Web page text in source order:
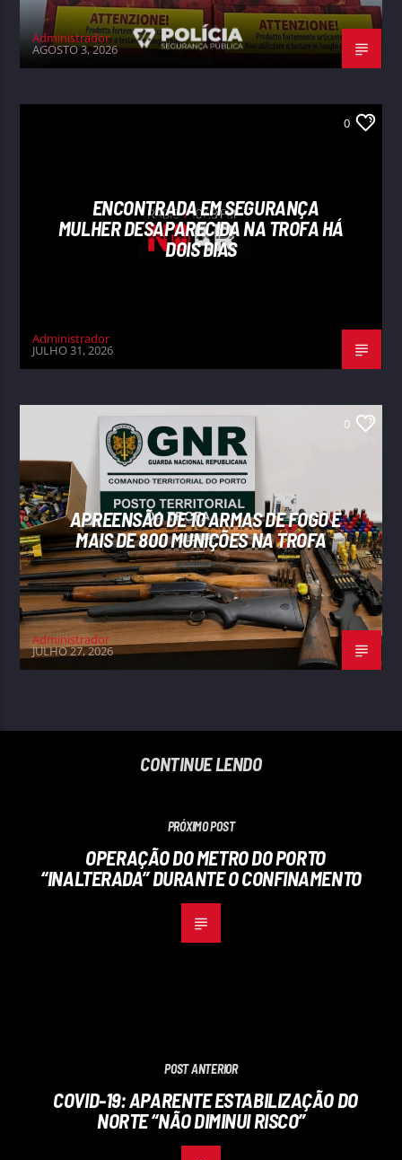
Administrador
AGOSTO 3, 2026
0
ENCONTRADA EM SEGURANÇA
MULHER DESAPARECIDA NA TROFA HÁ
DOIS DIAS
Administrador
JULHO 31, 2026
0
APREENSÃO DE 10 ARMAS DE FOGO E
MAIS DE 800 MUNIÇÕES NA TROFA
Administrador
JULHO 27, 2026
CONTINUE LENDO
PRÓXIMO POST
OPERAÇÃO DO METRO DO PORTO
“INALTERADA” DURANTE O CONFINAMENTO
POST ANTERIOR
COVID-19: APARENTE ESTABILIZAÇÃO DO
NORTE “NÃO DIMINUI RISCO”